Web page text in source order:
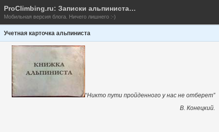
ProClimbing.ru: Записки альпиниста…
Мобильная версия блога. Ничего лишнего :-)
Учетная карточка альпиниста
“Никто пути пройденного у нас не отберет”
В. Конецкий.